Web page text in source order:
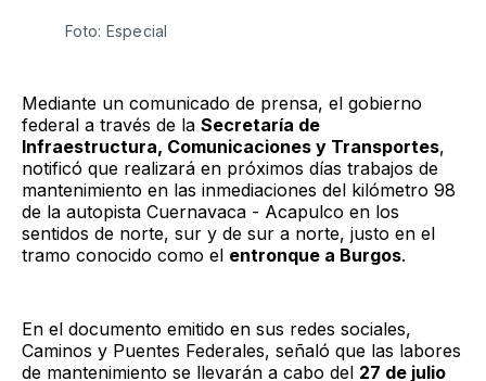
Foto: Especial
Mediante un comunicado de prensa, el gobierno
federal a través de la Secretaría de
Infraestructura, Comunicaciones y Transportes,
notificó que realizará en próximos días trabajos de
mantenimiento en las inmediaciones del kilómetro 98
de la autopista Cuernavaca - Acapulco en los
sentidos de norte, sur y de sur a norte, justo en el
tramo conocido como el entronque a Burgos.
En el documento emitido en sus redes sociales,
Caminos y Puentes Federales, señaló que las labores
de mantenimiento se llevarán a cabo del 27 de julio